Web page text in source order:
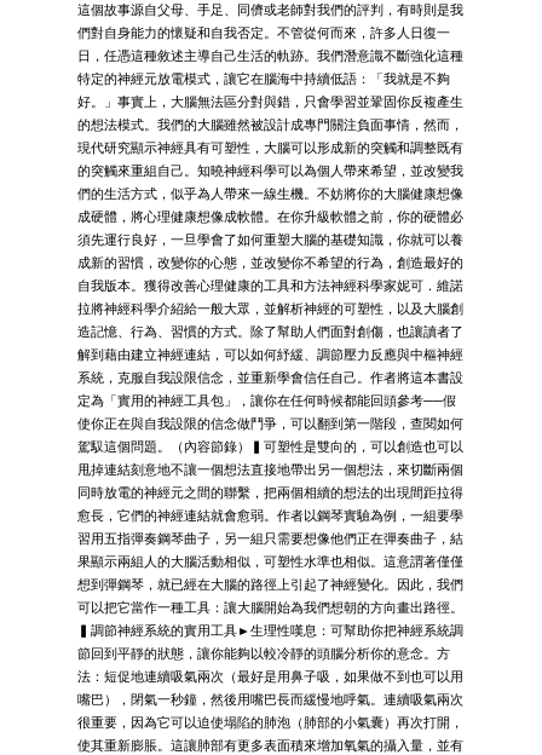
這個故事源自父母、手足、同儕或老師對我們的評判，有時則是我
們對自身能力的懷疑和自我否定。不管從何而來，許多人日復一
日，任憑這種敘述主導自己生活的軌跡。我們潛意識不斷強化這種
特定的神經元放電模式，讓它在腦海中持續低語：「我就是不夠
好。」事實上，大腦無法區分對與錯，只會學習並鞏固你反複產生
的想法模式。我們的大腦雖然被設計成專門關注負面事情，然而，
現代研究顯示神經具有可塑性，大腦可以形成新的突觸和調整既有
的突觸來重組自己。知曉神經科學可以為個人帶來希望，並改變我
們的生活方式，似乎為人帶來一線生機。不妨將你的大腦健康想像
成硬體，將心理健康想像成軟體。在你升級軟體之前，你的硬體必
須先運行良好，一旦學會了如何重塑大腦的基礎知識，你就可以養
成新的習慣，改變你的心態，並改變你不希望的行為，創造最好的
自我版本。獲得改善心理健康的工具和方法神經科學家妮可．維諾
拉將神經科學介紹給一般大眾，並解析神經的可塑性，以及大腦創
造記憶、行為、習慣的方式。除了幫助人們面對創傷，也讓讀者了
解到藉由建立神經連結，可以如何紓緩、調節壓力反應與中樞神經
系統，克服自我設限信念，並重新學會信任自己。作者將這本書設
定為「實用的神經工具包」，讓你在任何時候都能回頭參考──假
使你正在與自我設限的信念做鬥爭，可以翻到第一階段，查閱如何
駕馭這個問題。（內容節錄）▍可塑性是雙向的，可以創造也可以
甩掉連結刻意地不讓一個想法直接地帶出另一個想法，來切斷兩個
同時放電的神經元之間的聯繫，把兩個相續的想法的出現間距拉得
愈長，它們的神經連結就會愈弱。作者以鋼琴實驗為例，一組要學
習用五指彈奏鋼琴曲子，另一組只需要想像他們正在彈奏曲子，結
果顯示兩組人的大腦活動相似，可塑性水準也相似。這意謂著僅僅
想到彈鋼琴，就已經在大腦的路徑上引起了神經變化。因此，我們
可以把它當作一種工具：讓大腦開始為我們想朝的方向畫出路徑。
▍調節神經系統的實用工具►生理性嘆息：可幫助你把神經系統調
節回到平靜的狀態，讓你能夠以較冷靜的頭腦分析你的意念。方
法：短促地連續吸氣兩次（最好是用鼻子吸，如果做不到也可以用
嘴巴），閉氣一秒鐘，然後用嘴巴長而緩慢地呼氣。連續吸氣兩次
很重要，因為它可以迫使塌陷的肺泡（肺部的小氣囊）再次打開，
使其重新膨脹。這讓肺部有更多表面積來增加氧氣的攝入量，並有